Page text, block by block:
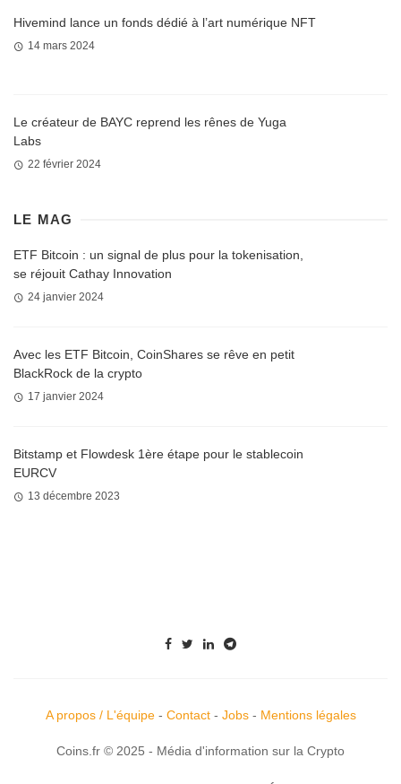
Hivemind lance un fonds dédié à l’art numérique NFT
14 mars 2024
Le créateur de BAYC reprend les rênes de Yuga
Labs
22 février 2024
LE MAG
ETF Bitcoin : un signal de plus pour la tokenisation,
se réjouit Cathay Innovation
24 janvier 2024
Avec les ETF Bitcoin, CoinShares se rêve en petit
BlackRock de la crypto
17 janvier 2024
Bitstamp et Flowdesk 1ère étape pour le stablecoin
EURCV
13 décembre 2023
A propos / L'équipe- Contact- Jobs- Mentions légales
Coins.fr © 2025 - Média d'information sur la Crypto